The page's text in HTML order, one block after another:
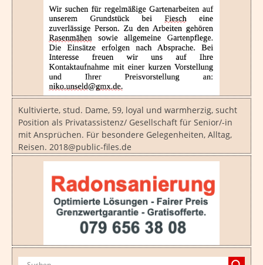
Kultivierte, stud. Dame, 59, loyal und warmherzig, sucht
Position als Privatassistenz/ Gesellschaft für Senior/-in
mit Ansprüchen. Für besondere Gelegenheiten, Alltag,
Reisen. 2018@public-files.de